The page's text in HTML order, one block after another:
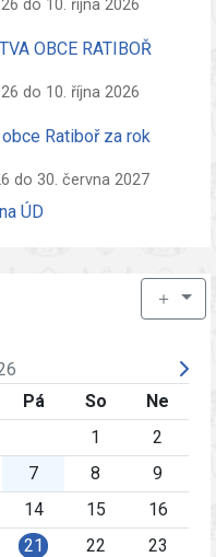
do 10. října 2026
OBCE RATIBOŘ
do 10. října 2026
Ratiboř za rok
do 30. června 2027
ÚD
＋
Pá So
Ne
1
2
7 8
9
14 15
16
21 22
23